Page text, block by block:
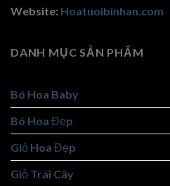
Website: Hoatuoibinhan.com
DANH MỤC SẢN PHẨM
Bó Hoa Baby
Bó Hoa Đẹp
Giỏ Hoa Đẹp
Giỏ Trái Cây